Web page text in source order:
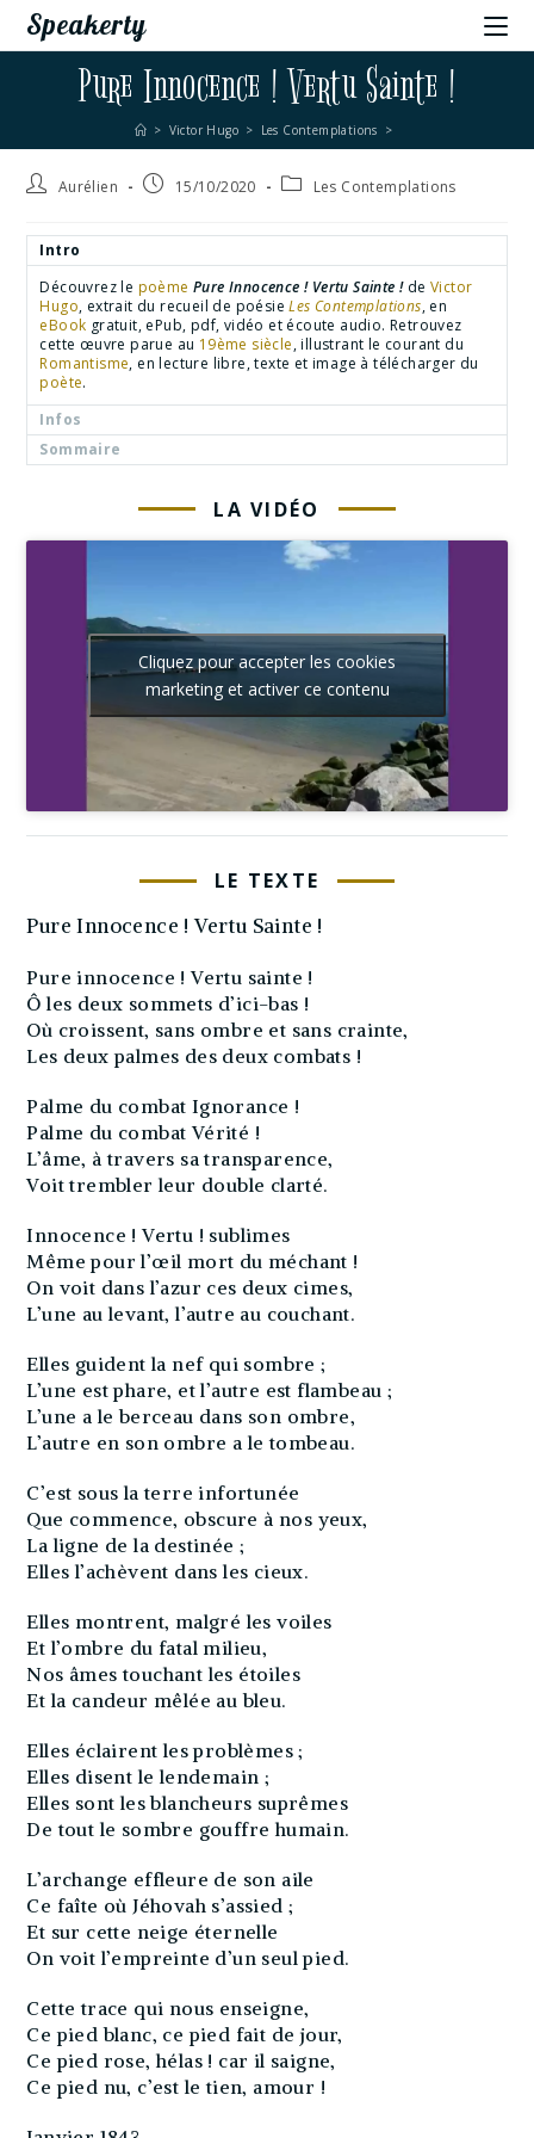
Speakerty
Pure Innocence ! Vertu Sainte !
> Victor Hugo > Les Contemplations >
Aurélien 15/10/2020 Les Contemplations
Intro
Découvrez le poème Pure Innocence ! Vertu Sainte !deVictor
Hugo, extrait du recueil de poésieLes Contemplations, en
eBook gratuit, ePub, pdf, vidéo et écoute audio. Retrouvez
cette œuvre parue au 19ème siècle, illustrant le courant du
Romantisme, en lecture libre, texte et image à télécharger du
poète.
Infos
Sommaire
LA VIDÉO
Cliquez pour accepter les cookies
marketing et activer ce contenu
LE TEXTE
Pure Innocence ! Vertu Sainte !
Pure innocence ! Vertu sainte !
Ô les deux sommets d’ici-bas !
Où croissent, sans ombre et sans crainte,
Les deux palmes des deux combats !
Palme du combat Ignorance !
Palme du combat Vérité !
L’âme, à travers sa transparence,
Voit trembler leur double clarté.
Innocence ! Vertu ! sublimes
Même pour l’œil mort du méchant !
On voit dans l’azur ces deux cimes,
L’une au levant, l’autre au couchant.
Elles guident la nef qui sombre ;
L’une est phare, et l’autre est flambeau ;
L’une a le berceau dans son ombre,
L’autre en son ombre a le tombeau.
C’est sous la terre infortunée
Que commence, obscure à nos yeux,
La ligne de la destinée ;
Elles l’achèvent dans les cieux.
Elles montrent, malgré les voiles
Et l’ombre du fatal milieu,
Nos âmes touchant les étoiles
Et la candeur mêlée au bleu.
Elles éclairent les problèmes ;
Elles disent le lendemain ;
Elles sont les blancheurs suprêmes
De tout le sombre gouffre humain.
L’archange effleure de son aile
Ce faîte où Jéhovah s’assied ;
Et sur cette neige éternelle
On voit l’empreinte d’un seul pied.
Cette trace qui nous enseigne,
Ce pied blanc, ce pied fait de jour,
Ce pied rose, hélas ! car il saigne,
Ce pied nu, c’est le tien, amour !